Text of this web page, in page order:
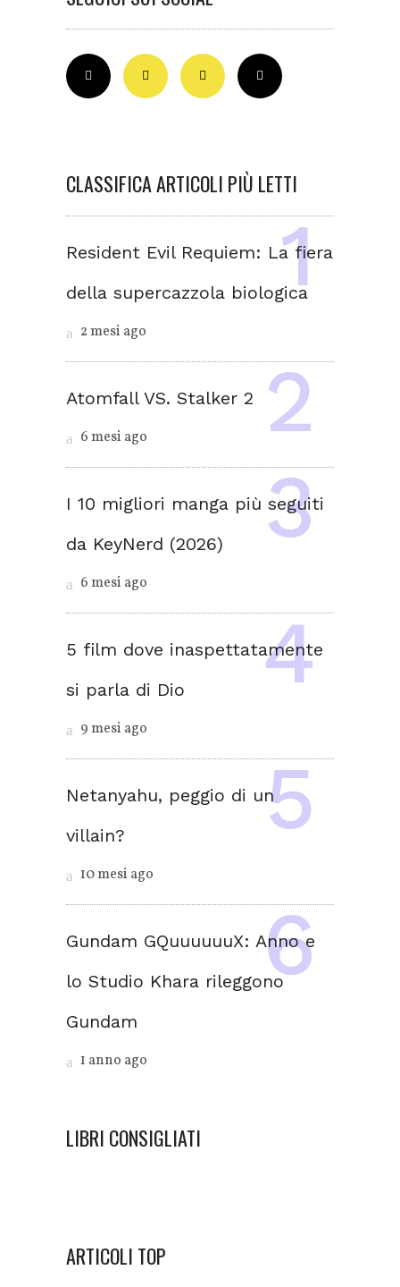
CLASSIFICA ARTICOLI PIÙ LETTI
Resident Evil Requiem: La fiera
della supercazzola biologica
2 mesi ago
Atomfall VS. Stalker 2
6 mesi ago
I 10 migliori manga più seguiti
da KeyNerd (2026)
6 mesi ago
5 film dove inaspettatamente
si parla di Dio
9 mesi ago
Netanyahu, peggio di un
villain?
10 mesi ago
Gundam GQuuuuuuX: Anno e
lo Studio Khara rileggono
Gundam
1 anno ago
LIBRI CONSIGLIATI
ARTICOLI TOP